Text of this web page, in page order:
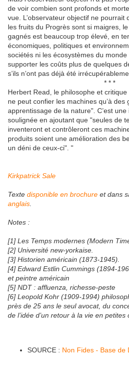
de voir combien sont profonds et
vue. L’observateur objectif ne pourrait
les fruits du Progrès sont si maigres,
gagnés est beaucoup trop élevé, en
économiques, politiques et
sociétés ni les écosystèmes du monde
supporter les coûts plus de quelques
s’ils n’ont pas déjà été
* * *
Herbert Read, le philosophe et critique
ne peut confier les machines qu’à des
apprentissage de la nature". C’est une
soulignée en ajoutant que "seules de
inventeront et contrôleront ces
produits soient une amélioration des
un déni de ceux-ci". "
Kirkpatrick Sale
Texte disponible en brochure et dans
anglais
Notes :
[1] Les Temps modernes (Modern
[2] Université new-yorkaise.
[3] Historien américain (1873-1945).
[4] Edward Estlin Cummings (1894-
et peintre américain
[5] NDT : affluenza, richesse-peste
[6] Leopold Kohr (1909-1994)
près de 25 ans le seul avocat, du
de l’idée d’un retour à la vie en
SOURCE : Non Fides - Base de